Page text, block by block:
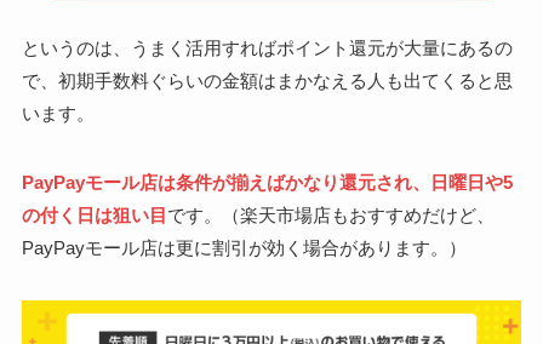
というのは、うまく活用すればポイント還元が大量にあるの
で、初期手数料ぐらいの金額はまかなえる人も出てくると思
います。
PayPayモール店は条件が揃えばかなり還元され、日曜日や5
の付く日は狙い目 です。（楽天市場店もおすすめだけど、
PayPayモール店は更に割引が効く場合があります。）